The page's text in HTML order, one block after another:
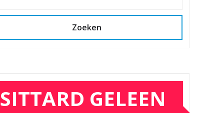
Zoeken
SITTARD GELEEN